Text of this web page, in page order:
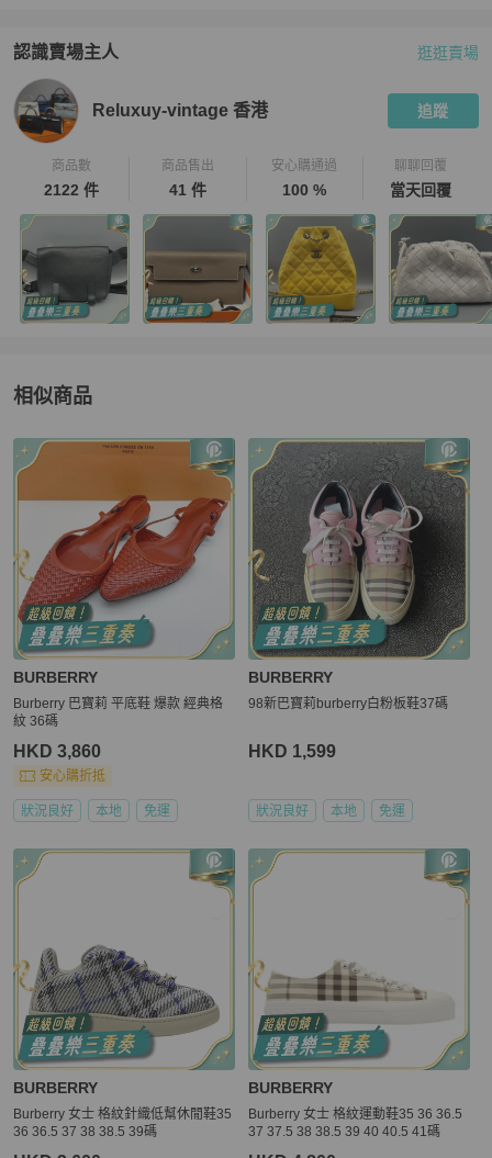
認識賣場主人
PopChill 拍拍圈嚴選賣家
逛逛賣場
Reluxuy-vintage 香港 追蹤
商品數
2122 件
商品售出
41 件
安心購通過
100 %
聊聊回覆
當天回覆
相似商品
更多相似BURBERRY女鞋推薦精品
BURBERRY
Burberry 巴寶莉 平底鞋 爆款 經典格
紋 36碼
HKD 3,860
安心購折抵
狀況良好 本地 免運
BURBERRY
98新巴寶莉burberry白粉板鞋37碼
HKD 1,599
狀況良好 本地 免運
BURBERRY
Burberry 女士 格紋針織低幫休閒鞋35
36 36.5 37 38 38.5 39碼
BURBERRY
Burberry 女士 格紋運動鞋35 36 36.5
37 37.5 38 38.5 39 40 40.5 41碼